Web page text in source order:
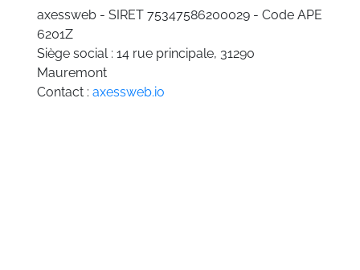
axessweb - SIRET 75347586200029 - Code APE
6201Z
Siège social : 14 rue principale, 31290
Mauremont
Contact : axessweb.io